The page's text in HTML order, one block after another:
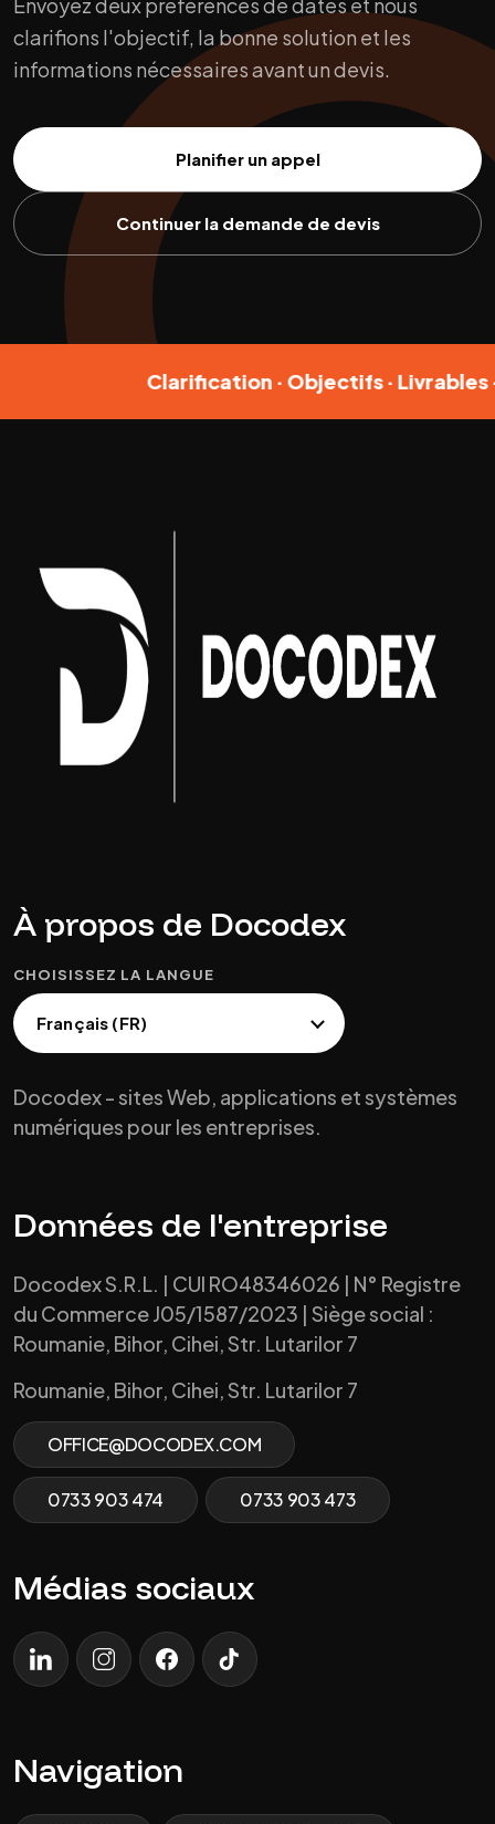
clarifions l'objectif, la bonne solution et les
informations nécessaires avant un devis.
Planifier un appel
Continuer la demande de devis
Clarification · Objectifs · Livrables ·
À propos de Docodex
CHOISISSEZ LA LANGUE
Docodex - sites Web, applications et systèmes
numériques pour les entreprises.
Données de l'entreprise
Docodex S.R.L. | CUI RO48346026 | N° Registre
du Commerce J05/1587/2023 | Siège social :
Roumanie, Bihor, Cihei, Str. Lutarilor 7
Roumanie, Bihor, Cihei, Str. Lutarilor 7
OFFICE@DOCODEX.COM
0733 903 474 0733 903 473
Médias sociaux
LinkedInInstagramFacebookTik Tok
Navigation